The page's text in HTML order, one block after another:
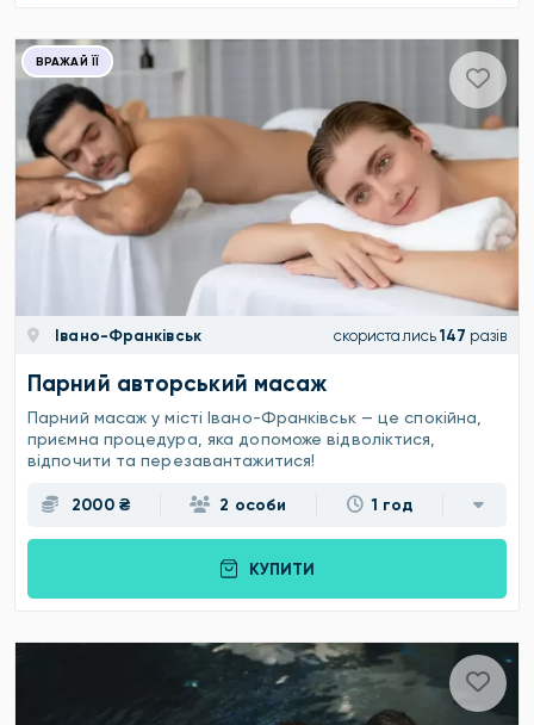
ВРАЖАЙ ЇЇ
Івано-Франківськ скористались 147 разів
Парний авторський масаж
Парний масаж у місті Івано-Франківськ — це спокійна,
приємна процедура, яка допоможе відволіктися,
відпочити та перезавантажитися!
2000 ₴ 2 особи 1 год
КУПИТИ